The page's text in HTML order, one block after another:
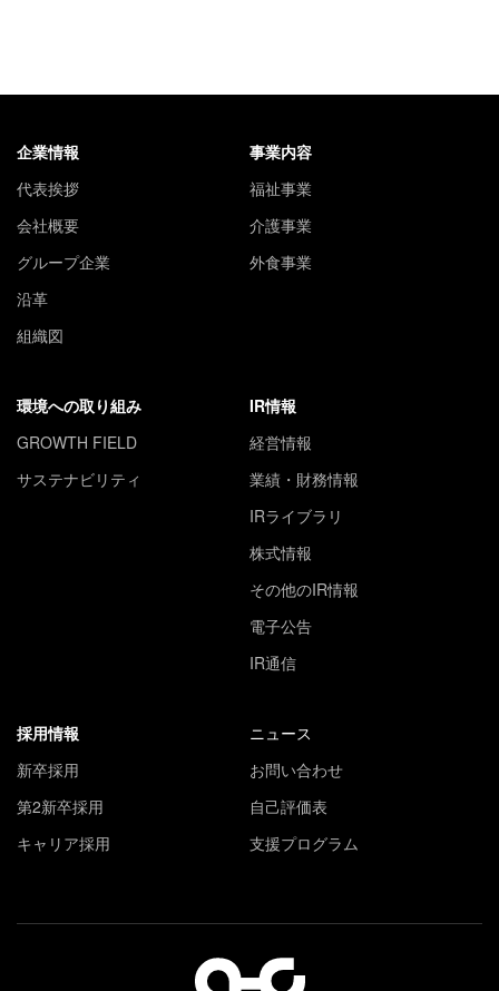
企業情報
代表挨拶
会社概要
グループ企業
沿革
組織図
事業内容
福祉事業
介護事業
外食事業
環境への取り組み
GROWTH FIELD
サステナビリティ
IR情報
経営情報
業績・財務情報
IRライブラリ
株式情報
その他のIR情報
電子公告
IR通信
採用情報
新卒採用
第2新卒採用
キャリア採用
ニュース
お問い合わせ
自己評価表
支援プログラム